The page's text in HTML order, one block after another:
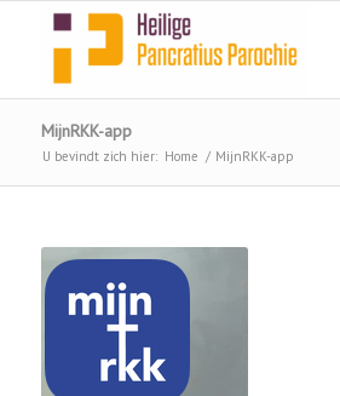
MijnRKK-app
U bevindt zich hier: Home / MijnRKK-app